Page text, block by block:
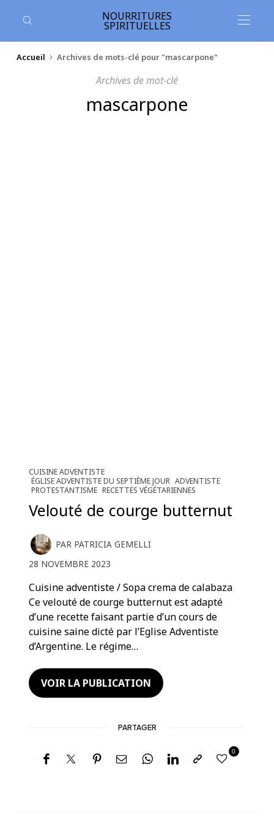
principal
NOURRITURES
SPIRITUELLES
Accueil Archives de mots-clé pour "mascarpone"
Archives de mot-clé
mascarpone
CUISINE ADVENTISTE
ÉGLISE ADVENTISTE DU SEPTIÈME JOUR ADVENTISTE
PROTESTANTISME RECETTES VÉGÉTARIENNES
Velouté de courge butternut
PAR PATRICIA GEMELLI
28 NOVEMBRE 2023
Cuisine adventiste / Sopa crema de calabaza
Ce velouté de courge butternut est adapté
d’une recette faisant partie d’un cours de
cuisine saine dicté par l’Eglise Adventiste
d’Argentine. Le régime…
VOIR LA PUBLICATION
PARTAGER
0